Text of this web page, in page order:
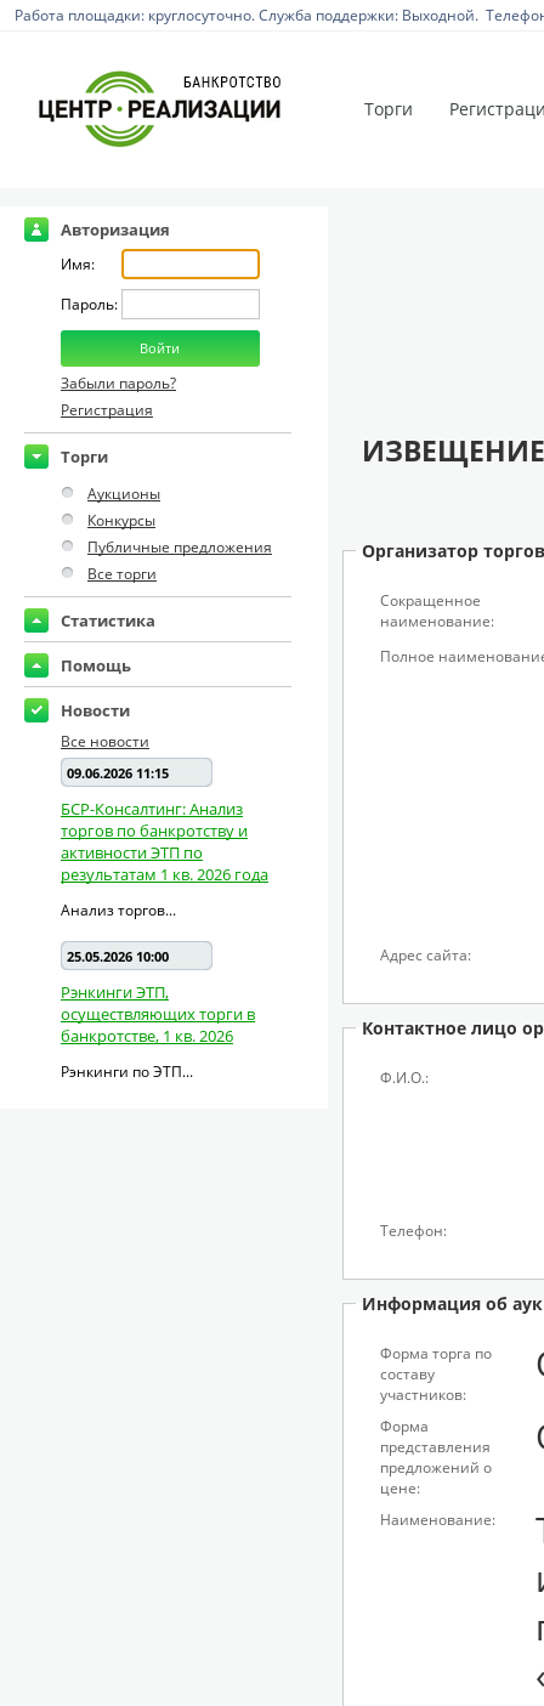
Работа площадки: круглосуточно. Служба поддержки: Выходной.
Торги
Авторизация
Имя:
Пароль:
Забыли пароль?
Регистрация
Торги
Аукционы
Конкурсы
Публичные предложения
Все торги
Статистика
Помощь
Новости
Все новости
09.06.2026 11:15
БСР-Консалтинг: Анализ
торгов по банкротству и
активности ЭТП по
результатам 1 кв. 2026 года
Анализ торгов...
25.05.2026 10:00
Рэнкинги ЭТП,
осуществляющих торги в
банкротстве, 1 кв. 2026
Рэнкинги по ЭТП...
Организатор торгов
Сокращенное
наименование:
Полное
Адрес сайта:
Контактное лицо
Ф.И.О.:
Телефон:
Информация об
Форма торга по
составу
участников:
Форма
представления
предложений о
цене:
Наименование: